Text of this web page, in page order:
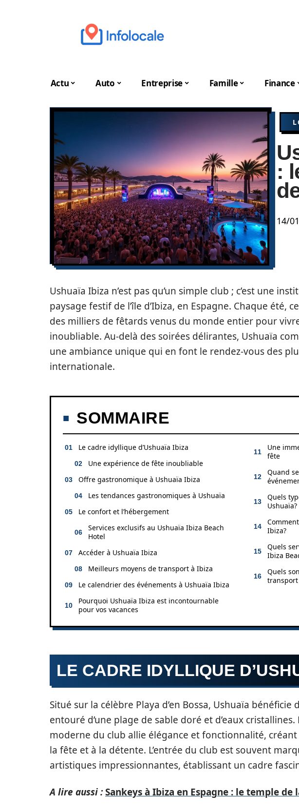
Actu Auto Entreprise Famille Finance
:
14/
Ushuaïa Ibiza n’est pas qu’un simple club ; c’est une
paysage festif de l’île d’Ibiza, en Espagne. Chaque été,
des milliers de fêtards venus du monde entier pour
inoubliable. Au-delà des soirées délirantes, Ushuaïa
une ambiance unique qui en font le rendez-vous des
internationale.
SOMMAIRE
Le cadre idyllique d’Ushuaïa Ibiza
Une expérience de fête inoubliable
Offre gastronomique à Ushuaïa Ibiza
Les tendances gastronomiques à Ushuaïa
Le confort et l’hébergement
Services exclusifs au Ushuaïa Ibiza Beach
Hotel
Accéder à Ushuaïa Ibiza
Meilleurs moyens de transport à Ibiza
Le calendrier des événements à Ushuaïa Ibiza
Pourquoi Ushuaïa Ibiza est incontournable
pour vos vacances
Une
fête
Quand
Quels
Ushuaïa?
Ibiza?
Quels
Ibiza
Quels
transport
LE CADRE IDYLLIQUE
Situé sur la célèbre Playa d’en Bossa, Ushuaïa
entouré d’une plage de sable doré et d’eaux
moderne du club allie élégance et fonctionnalité,
la fête et à la détente. L’entrée du club est souvent
artistiques impressionnantes, établissant un cadre
A lire aussi :Sankeys à Ibiza en Espagne : le temple